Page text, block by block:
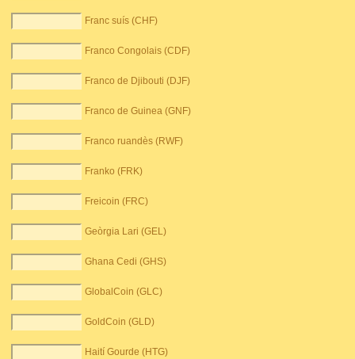
Franc suís (CHF)
Franco Congolais (CDF)
Franco de Djibouti (DJF)
Franco de Guinea (GNF)
Franco ruandès (RWF)
Franko (FRK)
Freicoin (FRC)
Geòrgia Lari (GEL)
Ghana Cedi (GHS)
GlobalCoin (GLC)
GoldCoin (GLD)
Haití Gourde (HTG)